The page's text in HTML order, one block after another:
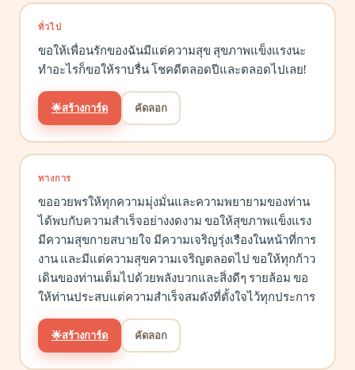
ทั่วไป
ขอให้เพื่อนรักของฉันมีแต่ความสุข สุขภาพแข็งแรงนะ
ทำอะไรก็ขอให้ราบรื่น โชคดีตลอดปีและตลอดไปเลย!
🌟สร้างการ์ด คัดลอก
ทางการ
ขออวยพรให้ทุกความมุ่งมั่นและความพยายามของท่าน
ได้พบกับความสำเร็จอย่างงดงาม ขอให้สุขภาพแข็งแรง
มีความสุขกายสบายใจ มีความเจริญรุ่งเรืองในหน้าที่การ
งาน และมีแต่ความสุขความเจริญตลอดไป ขอให้ทุกก้าว
เดินของท่านเต็มไปด้วยพลังบวกและสิ่งดีๆ รายล้อม ขอ
ให้ท่านประสบแต่ความสำเร็จสมดังที่ตั้งใจไว้ทุกประการ
🌟สร้างการ์ด คัดลอก